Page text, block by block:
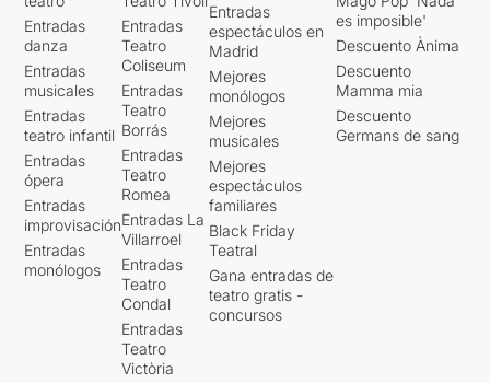
Entradas
danza
Entradas
musicales
Entradas
teatro infantil
Entradas
ópera
Entradas
improvisación
Entradas
monólogos
Entradas
Teatro
Coliseum
Entradas
Teatro
Borrás
Entradas
Teatro
Romea
Entradas La
Villarroel
Entradas
Teatro
Condal
Entradas
Teatro
Victòria
Entradas
espectáculos en
Madrid
Mejores
monólogos
Mejores
musicales
Mejores
espectáculos
familiares
Black Friday
Teatral
Gana entradas de
teatro gratis -
concursos
es imposible'
Descuento Ànima
Descuento
Mamma mia
Descuento
Germans de sang